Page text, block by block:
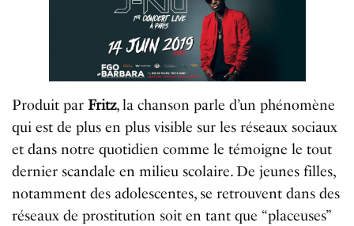
Produit par Fritz, la chanson parle d’un phénomène
qui est de plus en plus visible sur les réseaux sociaux
et dans notre quotidien comme le témoigne le tout
dernier scandale en milieu scolaire. De jeunes filles,
notamment des adolescentes, se retrouvent dans des
réseaux de prostitution soit en tant que “placeuses”